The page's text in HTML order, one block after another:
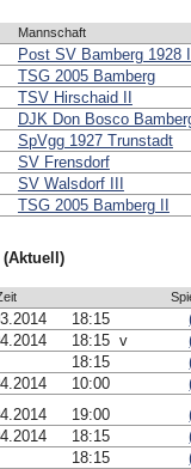
Mannschaft
Post SV Bamberg 1928
TSG 2005 Bamberg
TSV Hirschaid II
DJK Don Bosco
SpVgg 1927 Trunstadt
SV Frensdorf
SV Walsdorf III
TSG 2005 Bamberg II
18:15
18:15 v
18:15
10:00
19:00
18:15
18:15